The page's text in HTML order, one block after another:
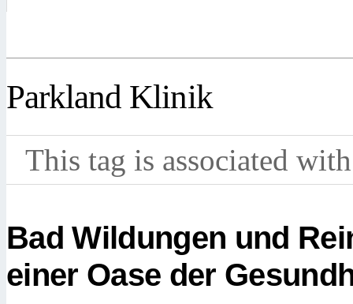
Parkland Klinik
This tag is associated
Bad Wildungen und
einer Oase der